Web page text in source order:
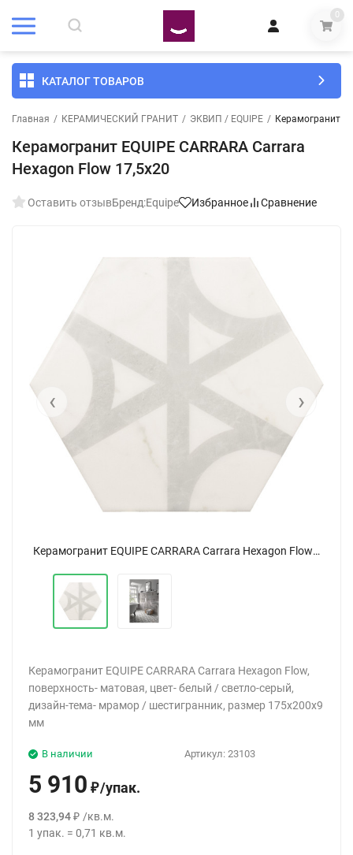
0
КАТАЛОГ ТОВАРОВ
Главная / КЕРАМИЧЕСКИЙ ГРАНИТ / ЭКВИП / EQUIPE / Керамогранит
Керамогранит EQUIPE CARRARA Carrara
Hexagon Flow 17,5x20
Оставить отзывБренд:Equipe Избранное Сравнение
Керамогранит EQUIPE CARRARA Carrara Hexagon Flow 17,5x20
‹ ›
Керамогранит EQUIPE CARRARA Carrara Hexagon Flow,
поверхность- матовая, цвет- белый / светло-серый,
дизайн-тема- мрамор / шестигранник, размер 175х200х9
мм
Артикул: 23103
В наличии
5 910 ₽/упак.
8 323,94 ₽ /кв.м.
1 упак. = 0,71 кв.м.